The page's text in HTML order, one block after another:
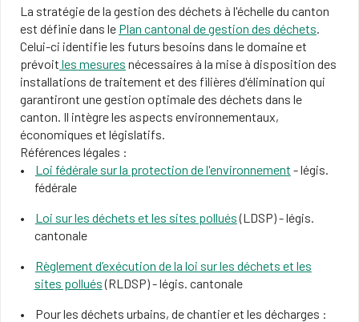
La stratégie de la gestion des déchets à l'échelle du canton
est définie dans le Plan cantonal de gestion des déchets.
Celui-ci identifie les futurs besoins dans le domaine et
prévoit les mesures nécessaires à la mise à disposition des
installations de traitement et des filières d'élimination qui
garantiront une gestion optimale des déchets dans le
canton. Il intègre les aspects environnementaux,
économiques et législatifs.
Références légales :
Loi fédérale sur la protection de l'environnement - légis.
fédérale
Loi sur les déchets et les sites pollués(LDSP) - légis.
cantonale
Règlement d’exécution de la loi sur les déchets et les
sites pollués(RLDSP) - légis. cantonale
Pour les déchets urbains, de chantier et les décharges :